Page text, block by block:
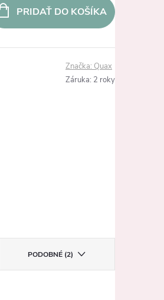
PRIDAŤ DO KOŠÍKA
Značka: Quax
Záruka: 2 roky
PODOBNÉ (2)